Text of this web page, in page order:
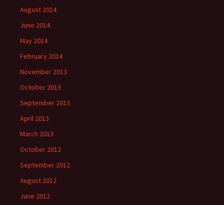
August 2014
June 2014
May 2014
February 2014
November 2013
October 2013
September 2013
April 2013
March 2013
October 2012
September 2012
August 2012
June 2012